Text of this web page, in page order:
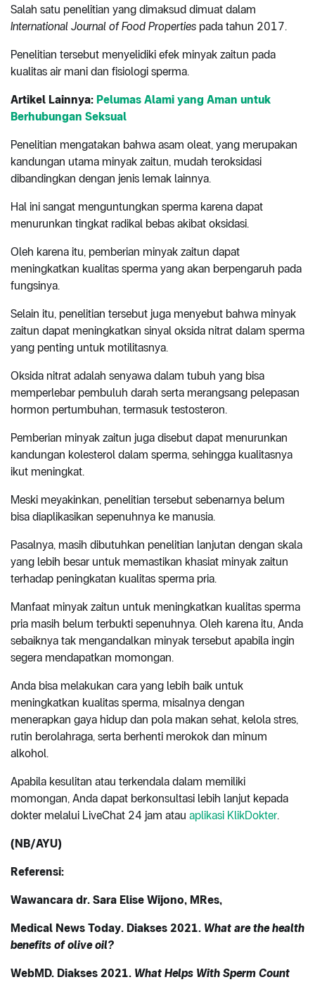
Salah satu penelitian yang dimaksud dimuat dalam
International Journal of Food Properties pada tahun 2017.
Penelitian tersebut menyelidiki efek minyak zaitun pada
kualitas air mani dan fisiologi sperma.
Artikel Lainnya: Pelumas Alami yang Aman untuk
Berhubungan Seksual
Penelitian mengatakan bahwa asam oleat, yang merupakan
kandungan utama minyak zaitun, mudah teroksidasi
dibandingkan dengan jenis lemak lainnya.
Hal ini sangat menguntungkan sperma karena dapat
menurunkan tingkat radikal bebas akibat oksidasi.
Oleh karena itu, pemberian minyak zaitun dapat
meningkatkan kualitas sperma yang akan berpengaruh pada
fungsinya.
Selain itu, penelitian tersebut juga menyebut bahwa minyak
zaitun dapat meningkatkan sinyal oksida nitrat dalam sperma
yang penting untuk motilitasnya.
Oksida nitrat adalah senyawa dalam tubuh yang bisa
memperlebar pembuluh darah serta merangsang pelepasan
hormon pertumbuhan, termasuk testosteron.
Pemberian minyak zaitun juga disebut dapat menurunkan
kandungan kolesterol dalam sperma, sehingga kualitasnya
ikut meningkat.
Meski meyakinkan, penelitian tersebut sebenarnya belum
bisa diaplikasikan sepenuhnya ke manusia.
Pasalnya, masih dibutuhkan penelitian lanjutan dengan skala
yang lebih besar untuk memastikan khasiat minyak zaitun
terhadap peningkatan kualitas sperma pria.
Manfaat minyak zaitun untuk meningkatkan kualitas sperma
pria masih belum terbukti sepenuhnya. Oleh karena itu, Anda
sebaiknya tak mengandalkan minyak tersebut apabila ingin
segera mendapatkan momongan.
Anda bisa melakukan cara yang lebih baik untuk
meningkatkan kualitas sperma, misalnya dengan
menerapkan gaya hidup dan pola makan sehat, kelola stres,
rutin berolahraga, serta berhenti merokok dan minum
alkohol.
Apabila kesulitan atau terkendala dalam memiliki
momongan, Anda dapat berkonsultasi lebih lanjut kepada
dokter melalui LiveChat 24 jam atau aplikasi KlikDokter.
(NB/AYU)
Referensi:
Wawancara dr. Sara Elise Wijono, MRes,
Medical News Today. Diakses 2021. What are the health
benefits of olive oil?
WebMD. Diakses 2021. What Helps With Sperm Count